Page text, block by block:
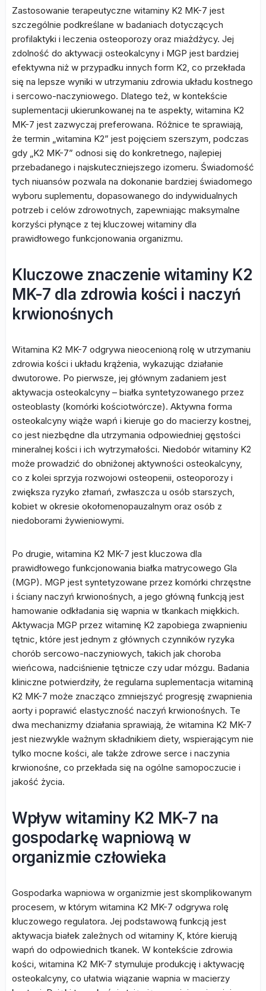
Zastosowanie terapeutyczne witaminy K2 MK-7 jest
szczególnie podkreślane w badaniach dotyczących
profilaktyki i leczenia osteoporozy oraz miażdżycy. Jej
zdolność do aktywacji osteokalcyny i MGP jest bardziej
efektywna niż w przypadku innych form K2, co przekłada
się na lepsze wyniki w utrzymaniu zdrowia układu kostnego
i sercowo-naczyniowego. Dlatego też, w kontekście
suplementacji ukierunkowanej na te aspekty, witamina K2
MK-7 jest zazwyczaj preferowana. Różnice te sprawiają,
że termin „witamina K2” jest pojęciem szerszym, podczas
gdy „K2 MK-7” odnosi się do konkretnego, najlepiej
przebadanego i najskuteczniejszego izomeru. Świadomość
tych niuansów pozwala na dokonanie bardziej świadomego
wyboru suplementu, dopasowanego do indywidualnych
potrzeb i celów zdrowotnych, zapewniając maksymalne
korzyści płynące z tej kluczowej witaminy dla
prawidłowego funkcjonowania organizmu.
Kluczowe znaczenie witaminy K2
MK-7 dla zdrowia kości i naczyń
krwionośnych
Witamina K2 MK-7 odgrywa nieocenioną rolę w utrzymaniu
zdrowia kości i układu krążenia, wykazując działanie
dwutorowe. Po pierwsze, jej głównym zadaniem jest
aktywacja osteokalcyny – białka syntetyzowanego przez
osteoblasty (komórki kościotwórcze). Aktywna forma
osteokalcyny wiąże wapń i kieruje go do macierzy kostnej,
co jest niezbędne dla utrzymania odpowiedniej gęstości
mineralnej kości i ich wytrzymałości. Niedobór witaminy K2
może prowadzić do obniżonej aktywności osteokalcyny,
co z kolei sprzyja rozwojowi osteopenii, osteoporozy i
zwiększa ryzyko złamań, zwłaszcza u osób starszych,
kobiet w okresie okołomenopauzalnym oraz osób z
niedoborami żywieniowymi.
Po drugie, witamina K2 MK-7 jest kluczowa dla
prawidłowego funkcjonowania białka matrycowego Gla
(MGP). MGP jest syntetyzowane przez komórki chrzęstne
i ściany naczyń krwionośnych, a jego główną funkcją jest
hamowanie odkładania się wapnia w tkankach miękkich.
Aktywacja MGP przez witaminę K2 zapobiega zwapnieniu
tętnic, które jest jednym z głównych czynników ryzyka
chorób sercowo-naczyniowych, takich jak choroba
wieńcowa, nadciśnienie tętnicze czy udar mózgu. Badania
kliniczne potwierdziły, że regularna suplementacja witaminą
K2 MK-7 może znacząco zmniejszyć progresję zwapnienia
aorty i poprawić elastyczność naczyń krwionośnych. Te
dwa mechanizmy działania sprawiają, że witamina K2 MK-7
jest niezwykle ważnym składnikiem diety, wspierającym nie
tylko mocne kości, ale także zdrowe serce i naczynia
krwionośne, co przekłada się na ogólne samopoczucie i
jakość życia.
Wpływ witaminy K2 MK-7 na
gospodarkę wapniową w
organizmie człowieka
Gospodarka wapniowa w organizmie jest skomplikowanym
procesem, w którym witamina K2 MK-7 odgrywa rolę
kluczowego regulatora. Jej podstawową funkcją jest
aktywacja białek zależnych od witaminy K, które kierują
wapń do odpowiednich tkanek. W kontekście zdrowia
kości, witamina K2 MK-7 stymuluje produkcję i aktywację
osteokalcyny, co ułatwia wiązanie wapnia w macierzy